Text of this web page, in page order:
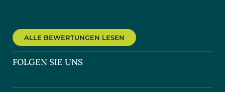
ALLE BEWERTUNGEN LESEN
FOLGEN SIE UNS